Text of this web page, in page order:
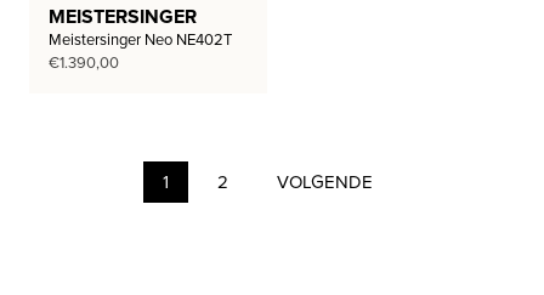
MEISTERSINGER
Meistersinger Neo NE402T
€1.390,00
1 2 VOLGENDE